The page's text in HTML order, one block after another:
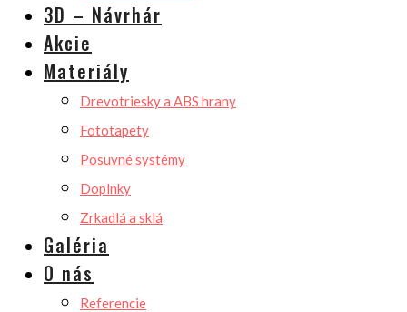
3D – Návrhár
Akcie
Materiály
Drevotriesky a ABS hrany
Fototapety
Posuvné systémy
Doplnky
Zrkadlá a sklá
Galéria
O nás
Referencie